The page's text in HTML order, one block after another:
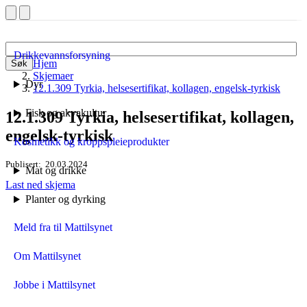
Søk
Drikkevannsforsyning
Dyr
Fisk og akvakultur
Kosmetikk og kroppspleieprodukter
Mat og drikke
Planter og dyrking
Meld fra til Mattilsynet
Om Mattilsynet
Jobbe i Mattilsynet
Hjem
Skjemaer
12.1.309 Tyrkia, helsesertifikat, kollagen, engelsk-tyrkisk
12.1.309 Tyrkia, helsesertifikat, kollagen,
engelsk-tyrkisk
Publisert 20.03.2024
Last ned skjema